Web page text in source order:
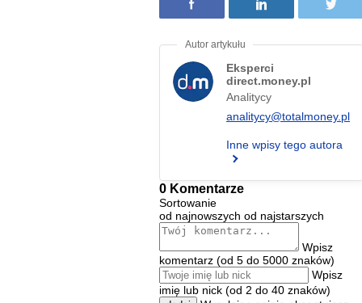
Eksperci
direct.money.pl
Analitycy
analitycy@totalmoney.pl
Inne wpisy tego autora
0 Komentarze
Sortowanie
od najnowszych od najstarszych
Wpisz
komentarz (od 5 do 5000 znaków)
Wpisz
imię lub nick (od 2 do 40 znaków)